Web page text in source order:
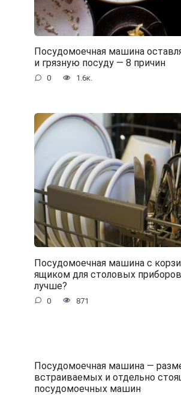
Посудомоечная машина
и грязную посуду — 8 причин
0 1.6к.
Посудомоечная машина с
ящиком для столовых
лучше?
0 871
Посудомоечная машина —
встраиваемых и отдельно
посудомоечных машин